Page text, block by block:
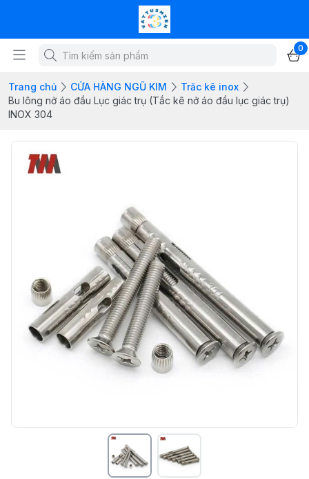
0
Trang chủ CỬA HÀNG NGŨ KIM
Trăc kê inox
Bu lông nở áo đầu Lục giác trụ (Tắc kê nở áo đầu lục giác trụ)
INOX 304